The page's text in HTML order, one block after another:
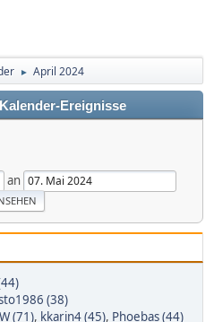
► April 2024
Ereignisse
an
(38)
(71), kkarin4 (45), Phoebas (44)